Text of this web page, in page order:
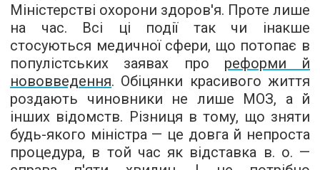
Міністерстві охорони здоров'я. Проте лише
на час. Всі ці події так чи інакше
стосуються медичної сфери, що потопає в
популістських заявах про реформи й
нововведення. Обіцянки красивого життя
роздають чиновники не лише МОЗ, а й
інших відомств. Різниця в тому, що зняти
будь-якого міністра — це довга й непроста
процедура, в той час як відставка в. о. —